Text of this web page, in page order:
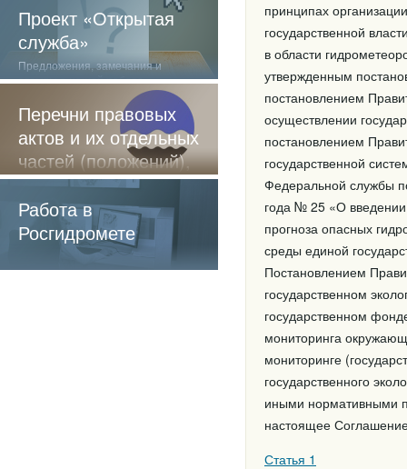
Проект «Открытая
служба»
Предложения, замечания и
отзывы о нашей работе
Перечни правовых
актов и их отдельных
частей (положений),
содержащие
обязательные
требования
Работа в
Росгидромете
принципах
государственной
в области
утвержденным
постановлением
осуществлении
постановлением
государственной
Федеральной службы
года № 25 «О
прогноза опасных
среды единой
Постановлением
государственном
государственном
мониторинга
мониторинге
государственного
иными нормативными
настоящее
Статья 1